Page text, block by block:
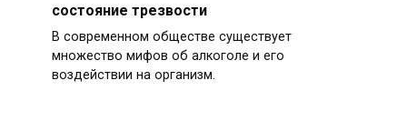
состояние трезвости
В современном обществе существует
множество мифов об алкоголе и его
воздействии на организм.